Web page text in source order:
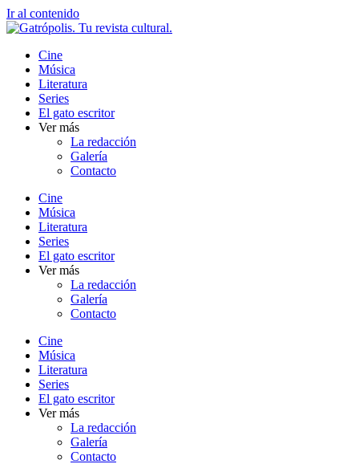
Ir al contenido
Cine
Música
Literatura
Series
El gato escritor
Ver más
La redacción
Galería
Contacto
Cine
Música
Literatura
Series
El gato escritor
Ver más
La redacción
Galería
Contacto
Cine
Música
Literatura
Series
El gato escritor
Ver más
La redacción
Galería
Contacto